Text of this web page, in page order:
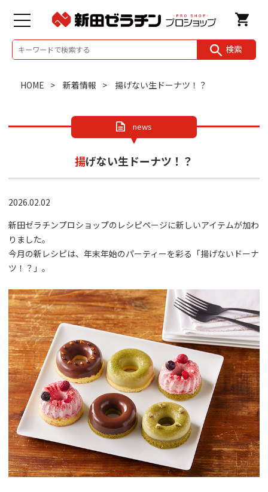
検索
HOME 新着情報 揚げない生ドーナツ！？
news
揚げない生ドーナツ！？
2026.02.02
新田ゼラチンプロショップのレシピページに新しいアイテムが加わ
りました。
今月の新レシピは、年末年始のパーティーを彩る「揚げないドーナ
ツ！？」。